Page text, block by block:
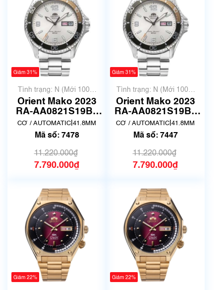
Giảm 31%
Tình trạng: N (Mới 100%
chưa qua sử dụng)
Orient Mako 2023
RA-AA0821S19B |
Size 41.8mm | Mã
số 7478
CƠ / AUTOMATIC 41.8MM
Mã số: 7478
11.220.000₫
7.790.000₫
Giảm 31%
Tình trạng: N (Mới 100%
chưa qua sử dụng)
Orient Mako 2023
RA-AA0821S19B |
Size 41.8mm | Mã
số 7447
CƠ / AUTOMATIC 41.8MM
Mã số: 7447
11.220.000₫
7.790.000₫
Giảm 22% Giảm 22%